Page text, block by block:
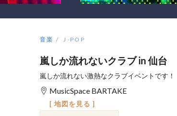
音楽 J-POP
嵐しか流れないクラブ in 仙台
嵐しか流れない激熱なクラブイベントです！
MusicSpace BARTAKE
[ 地図を見る ]